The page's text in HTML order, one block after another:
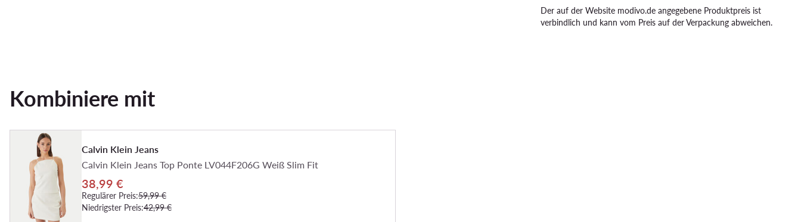
Der auf der Website modivo.de angegebene Produktpreis ist
verbindlich und kann vom Preis auf der Verpackung abweichen.
Kombiniere mit
Calvin Klein Jeans
Calvin Klein Jeans Top Ponte LV044F206G Weiß Slim Fit
38,99 €
Regulärer Preis:59,99 €
Niedrigster Preis:42,99 €